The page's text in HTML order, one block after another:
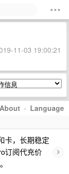
11-03 19:00:21
About · Language
卡，长期稳定
订阅代充价
›